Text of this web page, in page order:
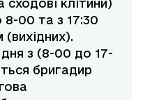
клітини)
8-00 та з 17:30
з (8-00 до 17-
бригадир